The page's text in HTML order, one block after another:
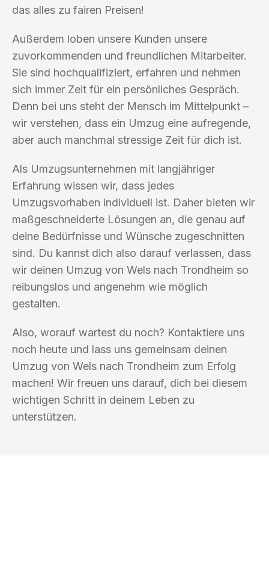
das alles zu fairen Preisen!
Außerdem loben unsere Kunden unsere
zuvorkommenden und freundlichen Mitarbeiter.
Sie sind hochqualifiziert, erfahren und nehmen
sich immer Zeit für ein persönliches Gespräch.
Denn bei uns steht der Mensch im Mittelpunkt –
wir verstehen, dass ein Umzug eine aufregende,
aber auch manchmal stressige Zeit für dich ist.
Als Umzugsunternehmen mit langjähriger
Erfahrung wissen wir, dass jedes
Umzugsvorhaben individuell ist. Daher bieten wir
maßgeschneiderte Lösungen an, die genau auf
deine Bedürfnisse und Wünsche zugeschnitten
sind. Du kannst dich also darauf verlassen, dass
wir deinen Umzug von Wels nach Trondheim so
reibungslos und angenehm wie möglich
gestalten.
Also, worauf wartest du noch? Kontaktiere uns
noch heute und lass uns gemeinsam deinen
Umzug von Wels nach Trondheim zum Erfolg
machen! Wir freuen uns darauf, dich bei diesem
wichtigen Schritt in deinem Leben zu
unterstützen.